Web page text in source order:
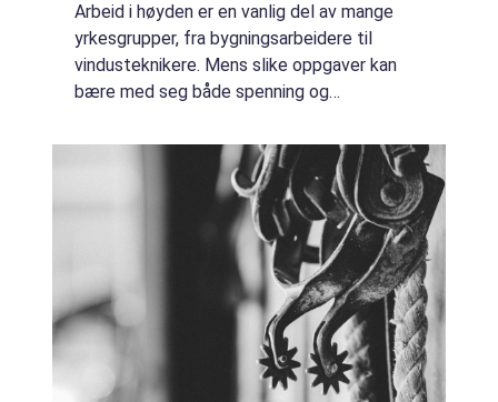
Arbeid i høyden er en vanlig del av mange
yrkesgrupper, fra bygningsarbeidere til
vindusteknikere. Mens slike oppgaver kan
bære med seg både spenning og
risiko for fallulykker....